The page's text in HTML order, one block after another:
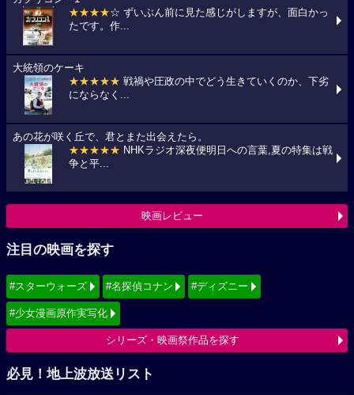
★★★★☆ ずいぶん前に見た感じがしますが、面白かっ
たです。作...
大統領のケーキ
★★★★★ 戦禍や圧政の中でどう生きていくのか、下劣
にならなく...
あの花が咲く丘で、君とまた出会えたら。
★★★★★ NHKラジオ深夜便明日への言葉,夏の特集は戦
争と平...
映画レビュー
注目の映画を探す
#スターウォーズ #名探偵コナン #ディズニー
#少女漫画原作実写化
シリーズ・映画祭作品を探す
必見！地上波放送リスト